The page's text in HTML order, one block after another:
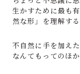
生かすために最も
然な形」を理解す
不自然に手を加え
なんてもってのほか